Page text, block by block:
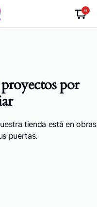
0
por
tienda está en obras
puertas.